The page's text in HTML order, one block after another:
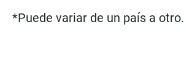
*Puede variar de un país a otro.